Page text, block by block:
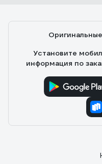
Установите
информация по